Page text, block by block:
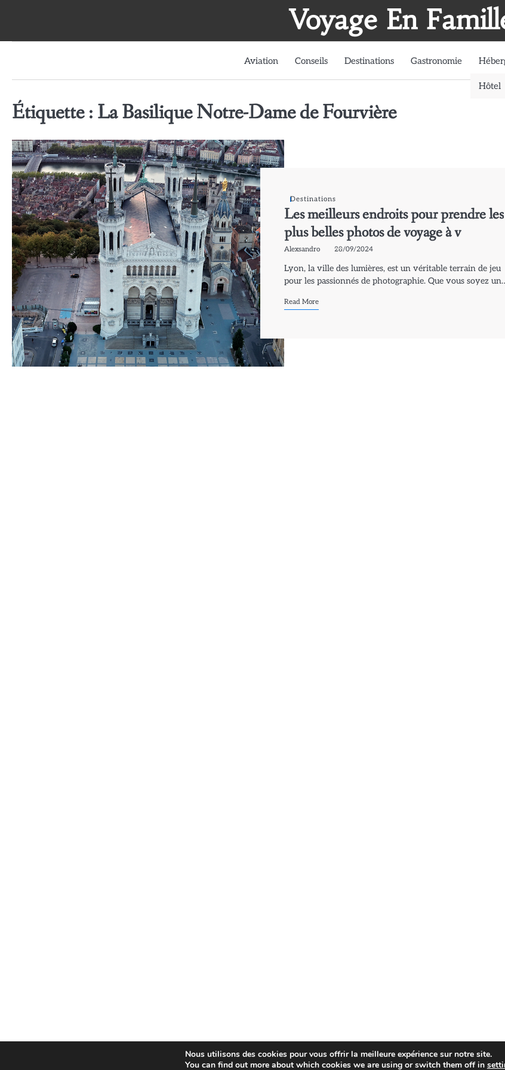
Voyage En
Aviation Conseils Destinations Gastronomie
Hôtel
Étiquette : La Basilique Notre-Dame de Fourvière
Destinations
Les meilleurs endroits pour prendre les
plus belles photos de voyage à v
Alexsandro 28/09/2024
Lyon, la ville des lumières, est un véritable terrain de jeu
pour les passionnés de photographie. Que vous soyez
Read More
Nous utilisons des cookies pour vous offrir la meilleure expérience sur notre site.
You can find out more about which cookies we are using or switch them off in